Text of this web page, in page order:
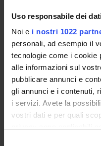
Uso responsabile dei
Noi e i nostri 1022
personali, ad esempio il
tecnologie come i cookie
alle informazioni sul
pubblicare annunci e
gli annunci e i contenuti,
i servizi. Avete la
vostri dati e per quali
normativa vigente.
Laurea in ambito
CRITERI DI
Valutazione del
numero massimo.
Vengono valutati i
- percorso formativo;
- voto di laurea;
- numero di procedure
- anzianità di iscrizione